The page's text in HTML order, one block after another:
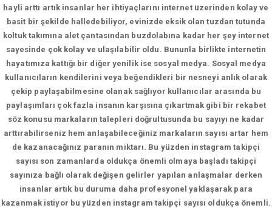
hayli arttı artık insanlar her ihtiyaçlarını internet üzerinden kolay ve
basit bir şekilde halledebiliyor, evinizde eksik olan tuzdan tutunda
koltuk takımına alet çantasından buzdolabına kadar her şey internet
sayesinde çok kolay ve ulaşılabilir oldu. Bununla birlikte internetin
hayatımıza kattığı bir diğer yenilik ise sosyal medya. Sosyal medya
kullanıcıların kendilerini veya beğendikleri bir nesneyi anlık olarak
çekip paylaşabilmesine olanak sağlıyor kullanıcılar arasında bu
paylaşımları çok fazla insanın karşısına çıkartmak gibi bir rekabet
söz konusu markaların talepleri doğrultusunda bu sayıyı ne kadar
arttırabilirseniz hem anlaşabileceğiniz markaların sayısı artar hem
de kazanacağınız paranın miktarı. Bu yüzden instagram takipçi
sayısı son zamanlarda oldukça önemli olmaya başladı takipçi
sayınıza bağlı olarak değişen gelirler yapılan anlaşmalar derken
insanlar artık bu duruma daha profesyonel yaklaşarak para
kazanmak istiyor bu yüzden instagram takipçi sayısı oldukça önemli.